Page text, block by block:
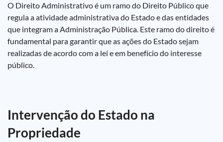
O Direito Administrativo é um ramo do Direito Público que
regula a atividade administrativa do Estado e das entidades
que integram a Administração Pública. Este ramo do direito é
fundamental para garantir que as ações do Estado sejam
realizadas de acordo com a lei e em benefício do interesse
público.
Intervenção do Estado na
Propriedade